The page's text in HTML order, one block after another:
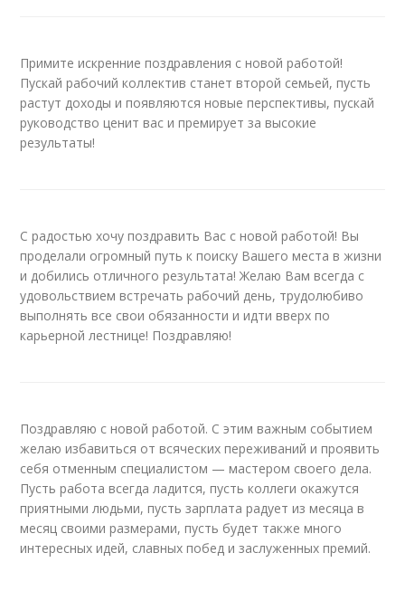
Примите искренние поздравления с новой работой!
Пускай рабочий коллектив станет второй семьей, пусть
растут доходы и появляются новые перспективы, пускай
руководство ценит вас и премирует за высокие
результаты!
С радостью хочу поздравить Вас с новой работой! Вы
проделали огромный путь к поиску Вашего места в жизни
и добились отличного результата! Желаю Вам всегда с
удовольствием встречать рабочий день, трудолюбиво
выполнять все свои обязанности и идти вверх по
карьерной лестнице! Поздравляю!
Поздравляю с новой работой. С этим важным событием
желаю избавиться от всяческих переживаний и проявить
себя отменным специалистом — мастером своего дела.
Пусть работа всегда ладится, пусть коллеги окажутся
приятными людьми, пусть зарплата радует из месяца в
месяц своими размерами, пусть будет также много
интересных идей, славных побед и заслуженных премий.